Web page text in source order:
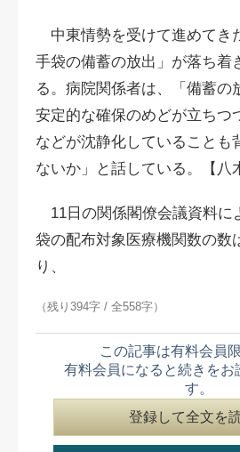
中東情勢を受けて進めてき
手袋の備蓄の放出」が落ち着
る。病院関係者は、「備蓄の
安定的な確保のめどが立ちつ
などが沈静化していることも
ないか」と話している。【八
11日の関係閣僚会議資料に
袋の配布対象医療機関数の数
り、
（残り394字 / 全558字）
この記事は有料会員
有料会員になると続きをお
す。
登録して全文を